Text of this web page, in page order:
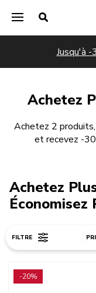
Jusqu'à
Achetez
Achetez 2
et recevez -
Achetez
Économisez
FILTRE
-20%